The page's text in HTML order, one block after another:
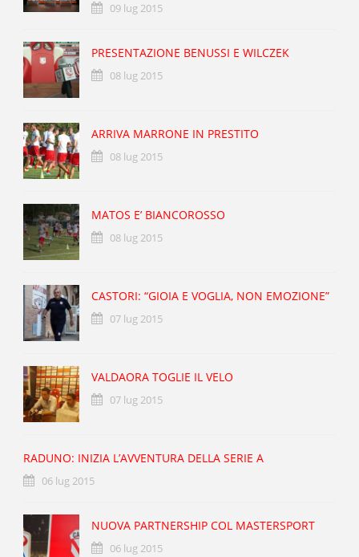
09 lug 2015
PRESENTAZIONE BENUSSI E WILCZEK
08 lug 2015
ARRIVA MARRONE IN PRESTITO
08 lug 2015
MATOS E’ BIANCOROSSO
08 lug 2015
CASTORI: “GIOIA E VOGLIA, NON EMOZIONE”
07 lug 2015
VALDAORA TOGLIE IL VELO
07 lug 2015
RADUNO: INIZIA L’AVVENTURA DELLA SERIE A
06 lug 2015
NUOVA PARTNERSHIP COL MASTERSPORT
06 lug 2015